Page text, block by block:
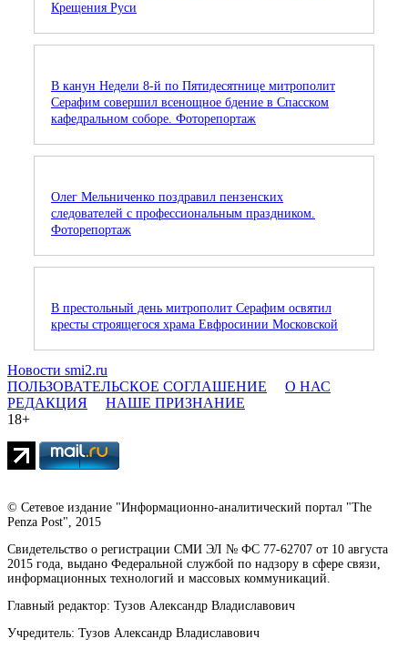
Крещения Руси
В канун Недели 8-й по Пятидесятнице митрополит
Серафим совершил всенощное бдение в Спасском
кафедральном соборе. Фоторепортаж
Олег Мельниченко поздравил пензенских
следователей с профессиональным праздником.
Фоторепортаж
В престольный день митрополит Серафим освятил
кресты строящегося храма Евфросинии Московской
Новости smi2.ru
ПОЛЬЗОВАТЕЛЬСКОЕ СОГЛАШЕНИЕ
О НАС
РЕДАКЦИЯ
НАШЕ ПРИЗНАНИЕ
18+
© Сетевое издание "Информационно-аналитический портал "The
Penza Post", 2015
Свидетельство о регистрации СМИ ЭЛ № ФС 77-62707 от 10 августа
2015 года, выдано Федеральной службой по надзору в сфере связи,
информационных технологий и массовых коммуникаций.
Главный редактор: Тузов Александр Владиславович
Учредитель: Тузов Александр Владиславович